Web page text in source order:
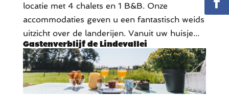
Gastenverblijf de Lindevallei
locatie met 4 chalets en 1 B&B. Onze
accommodaties geven u een fantastisch weids
uitzicht over de landerijen. Vanuit uw huisje...